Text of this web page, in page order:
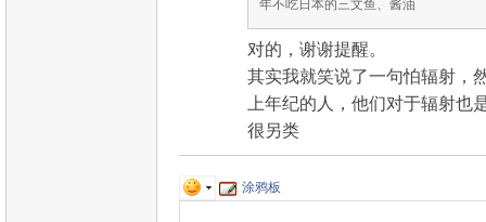
年不吃日本的三文鱼、酱油
对的，谢谢提醒。
其实我就笑说了一句怕辐射，
上年纪的人，他们对于辐射
很另类
涂鸦板